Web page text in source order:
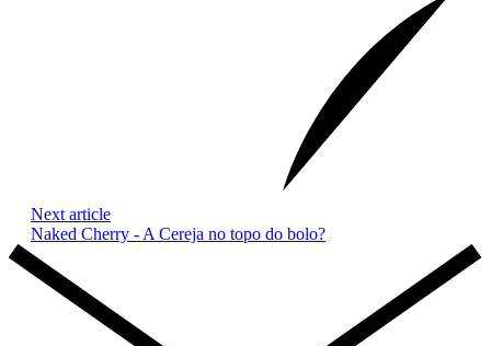
Next article
Naked Cherry - A Cereja no topo do bolo?